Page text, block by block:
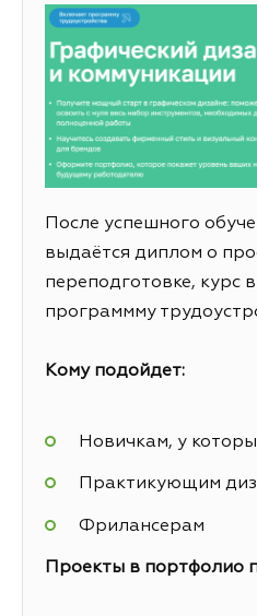
После успешного
выдаётся диплом о
переподготовке, курс
программму
Кому подойдет:
Новичкам, у
Практикующим
Фрилансерам
Проекты в портфолио